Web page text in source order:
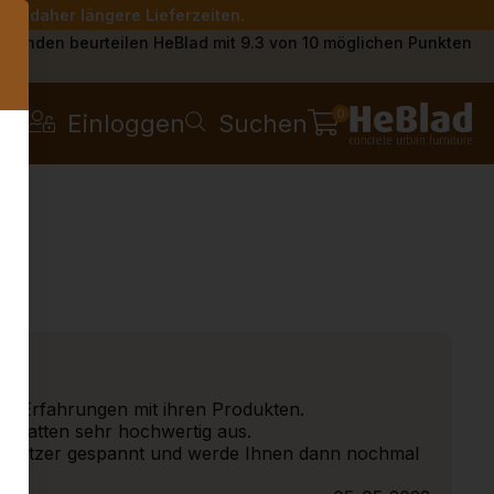
daher längere Lieferzeiten.
Kunden beurteilen HeBlad mit 9.3 von 10 möglichen Punkten
Einloggen Suchen 0
Erfahrungen mit ihren Produkten.
Platten sehr hochwertig aus.
gespannt und werde Ihnen dann nochmal